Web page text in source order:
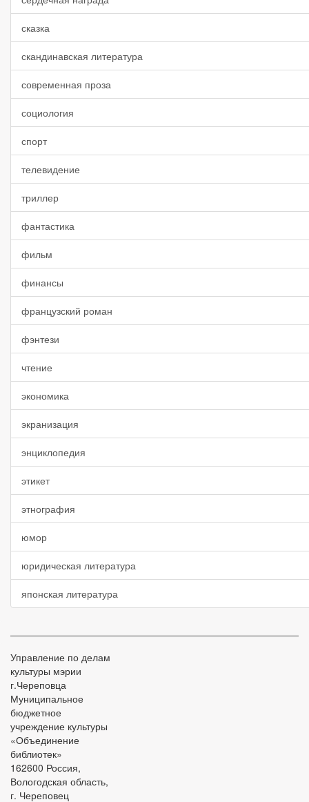
сказка
скандинавская литература
современная проза
социология
спорт
телевидение
триллер
фантастика
фильм
финансы
французский роман
фэнтези
чтение
экономика
экранизация
энциклопедия
этикет
этнография
юмор
юридическая литература
японская литература
Управление по делам
культуры мэрии
г.Череповца
Муниципальное
бюджетное
учреждение культуры
«Объединение
библиотек»
162600 Россия,
Вологодская область,
г. Череповец